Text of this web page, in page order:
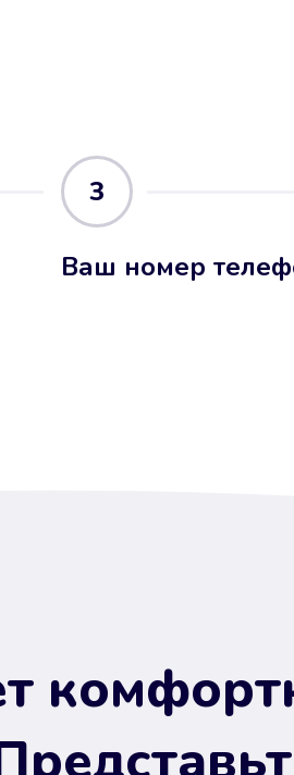
3
Ваш номер